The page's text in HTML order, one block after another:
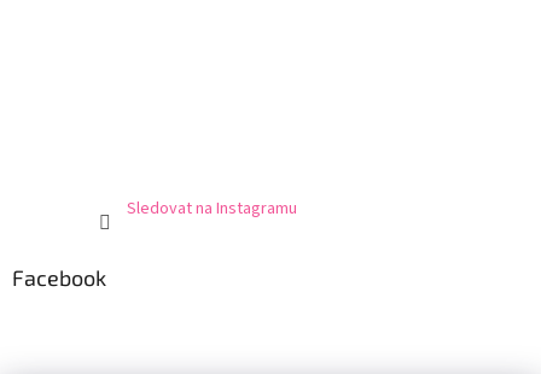
Sledovat na Instagramu
Facebook